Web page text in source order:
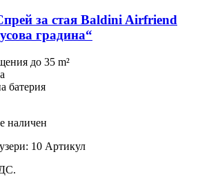
за стая Baldini Airfriend
градина“
до 35 m²
батерия
наличен
10 Артикул